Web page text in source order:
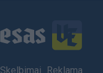
Skelbimai Reklama